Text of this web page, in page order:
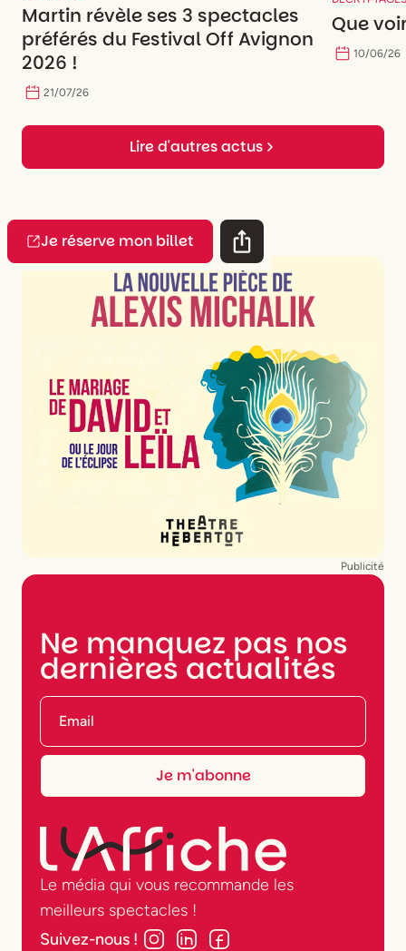
Martin révèle ses 3 spectacles
préférés du Festival Off Avignon
2026 !
21/07/26
Que
10/06/26
Lire d'autres actus
Je réserve mon billet
Publicité
Ne manquez pas nos
dernières actualités
Le média qui vous recommande les
meilleurs spectacles !
Suivez-nous !